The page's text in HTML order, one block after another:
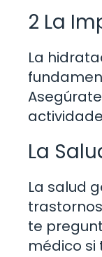
2 La
La
La
La salud
te
médico si